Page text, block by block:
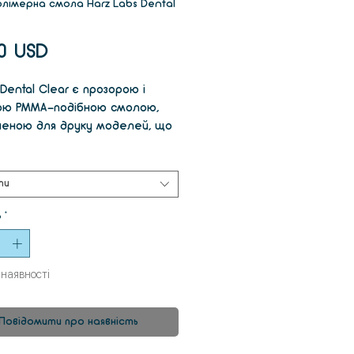
смола Harz Labs Dental
USDЦіна
Clear є прозорою і
PMMA-подібною смолою,
для друку моделей, що
є однією з основних
Це можуть бути
моделі для
операцій, елайнери чи
шаблони
*
Повідомити про наявність